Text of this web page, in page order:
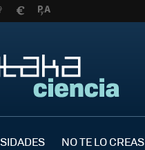
NO TE LO CREAS